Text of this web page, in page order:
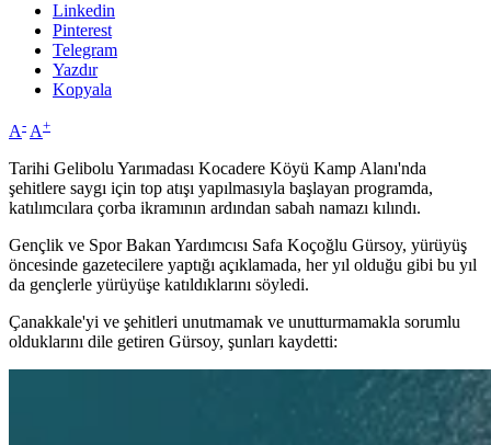
Linkedin
Pinterest
Telegram
Yazdır
Kopyala
A- A+
Tarihi Gelibolu Yarımadası Kocadere Köyü Kamp Alanı'nda
şehitlere saygı için top atışı yapılmasıyla başlayan programda,
katılımcılara çorba ikramının ardından sabah namazı kılındı.
Gençlik ve Spor Bakan Yardımcısı Safa Koçoğlu Gürsoy, yürüyüş
öncesinde gazetecilere yaptığı açıklamada, her yıl olduğu gibi bu yıl
da gençlerle yürüyüşe katıldıklarını söyledi.
Çanakkale'yi ve şehitleri unutmamak ve unutturmamakla sorumlu
olduklarını dile getiren Gürsoy, şunları kaydetti: